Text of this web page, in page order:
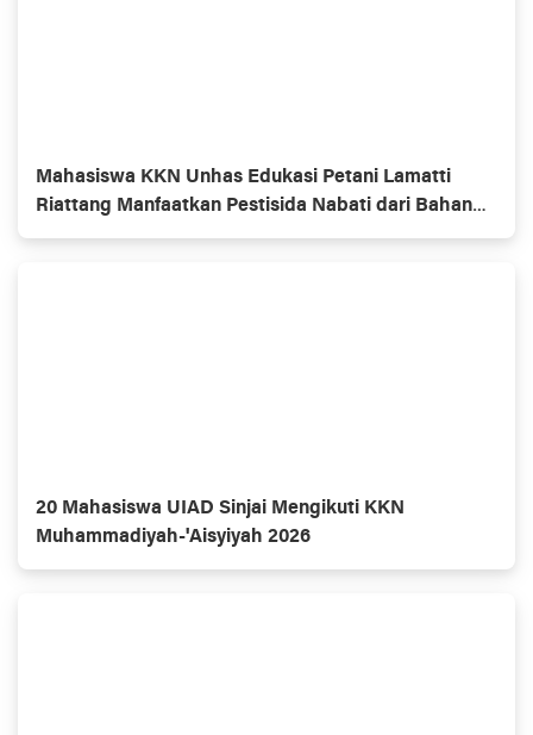
Mahasiswa KKN Unhas Edukasi Petani Lamatti
Riattang Manfaatkan Pestisida Nabati dari Bahan
Alami
20 Mahasiswa UIAD Sinjai Mengikuti KKN
Muhammadiyah-'Aisyiyah 2026